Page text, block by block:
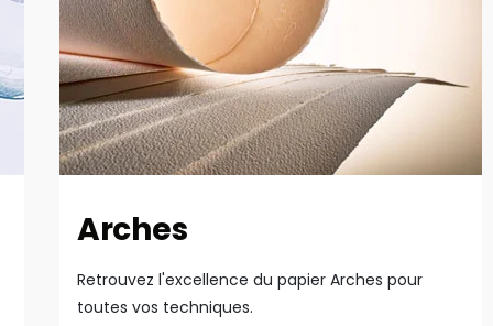
Arches
Retrouvez l'excellence du papier Arches pour
toutes vos techniques.